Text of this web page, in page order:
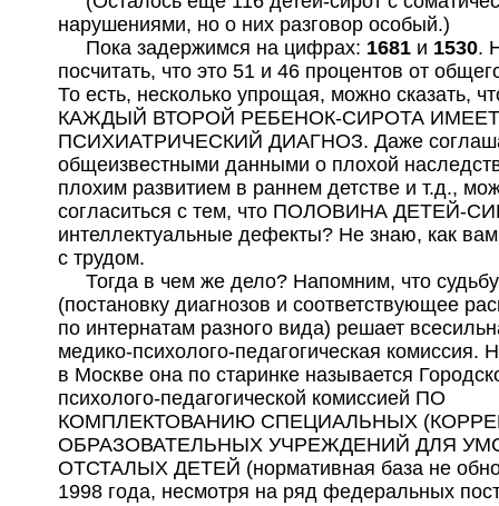
нарушениями, но о них разговор особый.)
Пока задержимся на цифрах: 1681 и 1530.
посчитать, что это 51 и 46 процентов от
То есть, несколько упрощая, можно сказать,
КАЖДЫЙ ВТОРОЙ РЕБЕНОК-СИРОТА ИМЕЕТ
ПСИХИАТРИЧЕСКИЙ ДИАГНОЗ. Даже
общеизвестными данными о плохой
плохим развитием в раннем детстве и т.д.,
согласиться с тем, что ПОЛОВИНА ДЕТЕЙ-
интеллектуальные дефекты? Не знаю, как
с трудом.
Тогда в чем же дело? Напомним, что
(постановку диагнозов и соответствующее
по интернатам разного вида) решает
медико-психолого-педагогическая комиссия.
в Москве она по старинке называется
психолого-педагогической комиссией ПО
КОМПЛЕКТОВАНИЮ СПЕЦИАЛЬНЫХ
ОБРАЗОВАТЕЛЬНЫХ УЧРЕЖДЕНИЙ ДЛЯ
ОТСТАЛЫХ ДЕТЕЙ (нормативная база не
1998 года, несмотря на ряд федеральных